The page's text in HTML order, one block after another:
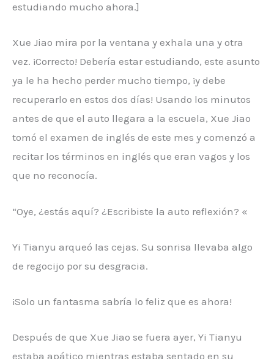
estudiando mucho ahora.]
Xue Jiao mira por la ventana y exhala una y otra
vez. ¡Correcto! Debería estar estudiando, este asunto
ya le ha hecho perder mucho tiempo, ¡y debe
recuperarlo en estos dos días! Usando los minutos
antes de que el auto llegara a la escuela, Xue Jiao
tomó el examen de inglés de este mes y comenzó a
recitar los términos en inglés que eran vagos y los
que no reconocía.
“Oye, ¿estás aquí? ¿Escribiste la auto reflexión? «
Yi Tianyu arqueó las cejas. Su sonrisa llevaba algo
de regocijo por su desgracia.
¡Solo un fantasma sabría lo feliz que es ahora!
Después de que Xue Jiao se fuera ayer, Yi Tianyu
estaba apático mientras estaba sentado en su